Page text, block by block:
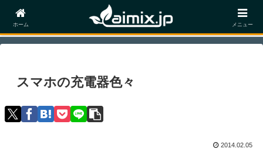
モバイル・タブレット
スマホの充電器色々
2014.02.05
ホーム メニュー